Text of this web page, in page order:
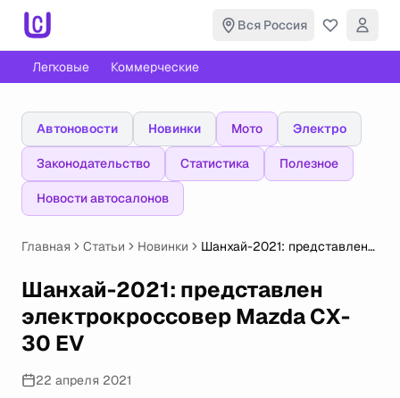
Вся Россия
Легковые Коммерческие
Автоновости Новинки Мото Электро
Законодательство Статистика Полезное
Новости автосалонов
Главная Статьи Новинки
Шанхай-2021: представлен
CX-30 EV
Шанхай-2021: представлен
электрокроссовер Mazda CX-
30 EV
22 апреля 2021